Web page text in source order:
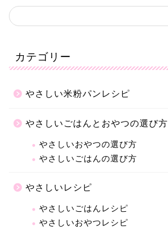
カテゴリー
やさしい米粉パンレシピ
やさしいごはんとおやつの選び方
やさしいおやつの選び方
やさしいごはんの選び方
やさしいレシピ
やさしいごはんレシピ
やさしいおやつレシピ